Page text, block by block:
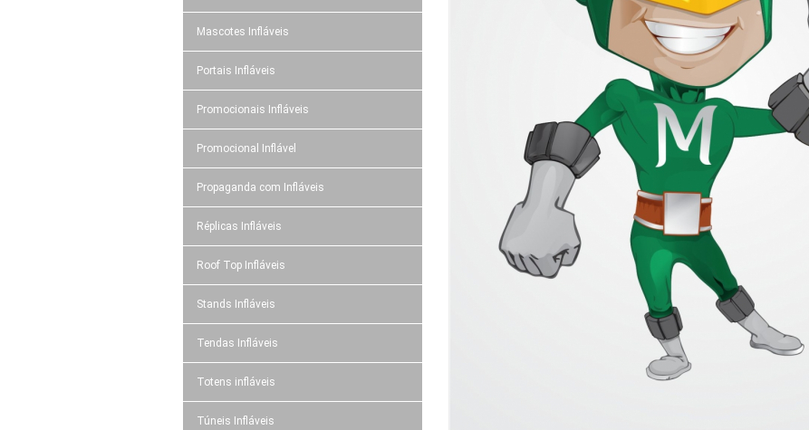
Mascotes Infláveis
Portais Infláveis
Promocionais Infláveis
Promocional Inflável
Propaganda com Infláveis
Réplicas Infláveis
Roof Top Infláveis
Stands Infláveis
Tendas Infláveis
Totens infláveis
Túneis Infláveis